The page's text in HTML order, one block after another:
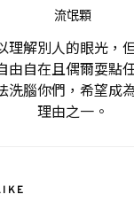
流氓顆
理解別人的眼光，
由自在且偶爾耍點
洗腦你們，希望成
理由之一。